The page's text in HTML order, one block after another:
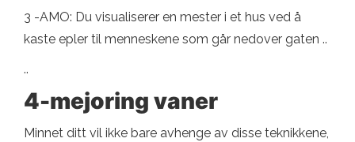
3 -AMO: Du visualiserer en mester i et hus ved å
kaste epler til menneskene som går nedover gaten ..
..
4-mejoring vaner
Minnet ditt vil ikke bare avhenge av disse teknikkene,